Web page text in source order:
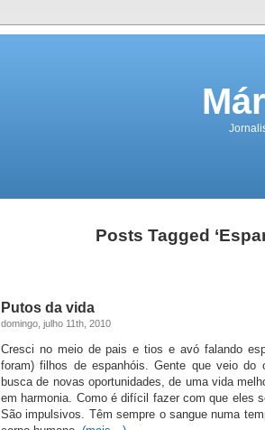
Posts Tagged
Putos da vida
domingo, julho 11th, 2010
Cresci no meio de pais e tios e avó falando
foram) filhos de espanhóis. Gente que veio do
busca de novas oportunidades, de uma vida
em harmonia. Como é difícil fazer com que eles
São impulsivos. Têm sempre o sangue numa